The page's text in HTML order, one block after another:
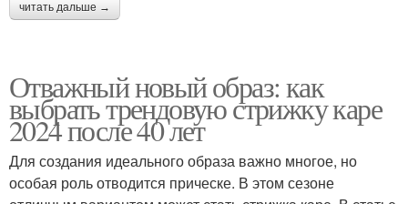
читать дальше →
Отважный новый образ: как
выбрать трендовую стрижку каре
2024 после 40 лет
Для создания идеального образа важно многое, но
особая роль отводится прическе. В этом сезоне